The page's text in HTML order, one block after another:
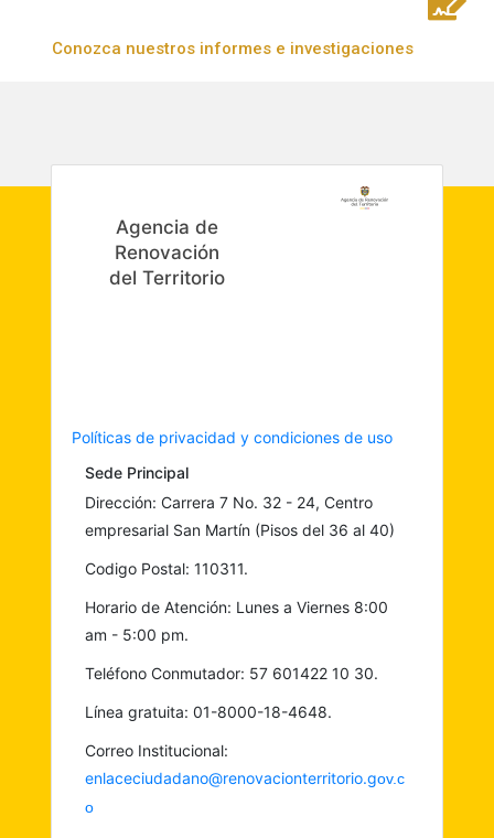
Conozca nuestros informes e investigaciones
Agencia de
Renovación
del Territorio
Sede Principal
Dirección: Carrera 7 No. 32 - 24, Centro
empresarial San Martín (Pisos del 36 al 40)
Codigo Postal: 110311.
Horario de Atención: Lunes a Viernes 8:00
am - 5:00 pm.
Teléfono Conmutador: 57 601422 10 30.
Línea gratuita: 01-8000-18-4648.
Correo Institucional:
enlaceciudadano@renovacionterritorio.gov.c
o
Políticas de privacidad y condiciones de uso